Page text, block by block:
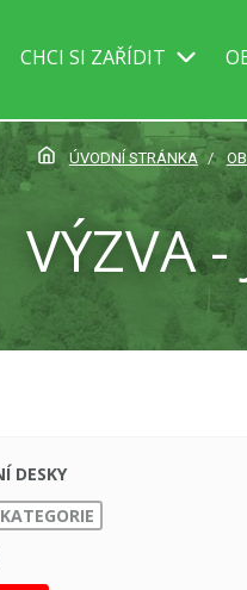
CHCI SI ZAŘÍDIT
ÚVODNÍ STRÁNKA
VÝZVA
DESKY